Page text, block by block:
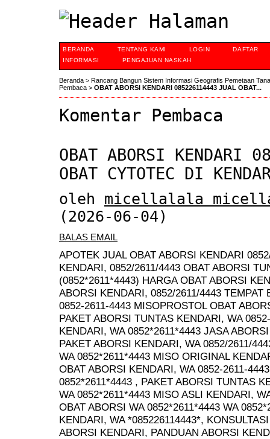
BERANDA TENTANG KAMI LOGIN
DAFTAR
INFORMASI
PENGAJUAN NASKAH
Beranda > Rancang Bangun Sistem Informasi Geografis Pemetaan
Pembaca > OBAT ABORSI KENDARI 085226114443 JUAL OBAT...
Komentar Pembaca
OBAT ABORSI KENDARI
OBAT CYTOTEC DI
oleh micellalala
(2026-06-04)
BALAS EMAIL
APOTEK JUAL OBAT ABORSI KENDARI
KENDARI, 0852/2611/4443 OBAT ABORSI
(0852*2611*4443) HARGA OBAT ABORSI
ABORSI KENDARI, 0852/2611/4443 TEMPAT
0852-2611-4443 MISOPROSTOL OBAT
PAKET ABORSI TUNTAS KENDARI, WA
KENDARI, WA 0852*2611*4443 JASA
PAKET ABORSI KENDARI, WA 0852/2611/
WA 0852*2611*4443 MISO ORIGINAL
OBAT ABORSI KENDARI, WA 0852-2611-
0852*2611*4443 , PAKET ABORSI TUNTAS
WA 0852*2611*4443 MISO ASLI KENDARI,
OBAT ABORSI WA 0852*2611*4443 WA
KENDARI, WA *085226114443*,
ABORSI KENDARI, PANDUAN ABORSI